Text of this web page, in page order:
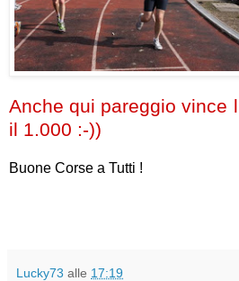
Anche qui pareggio vince
il 1.000 :-))
Buone Corse a Tutti !
Lucky73 alle 17:19